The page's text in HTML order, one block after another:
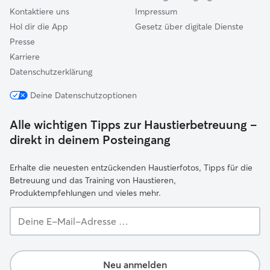
Kontaktiere uns
Hol dir die App
Presse
Karriere
Datenschutzerklärung
Impressum
Gesetz über digitale Dienste
Deine Datenschutzoptionen
Alle wichtigen Tipps zur Haustierbetreuung –
direkt in deinem Posteingang
Erhalte die neuesten entzückenden Haustierfotos, Tipps für die
Betreuung und das Training von Haustieren,
Produktempfehlungen und vieles mehr.
E-
Adresse …
Neu anmelden